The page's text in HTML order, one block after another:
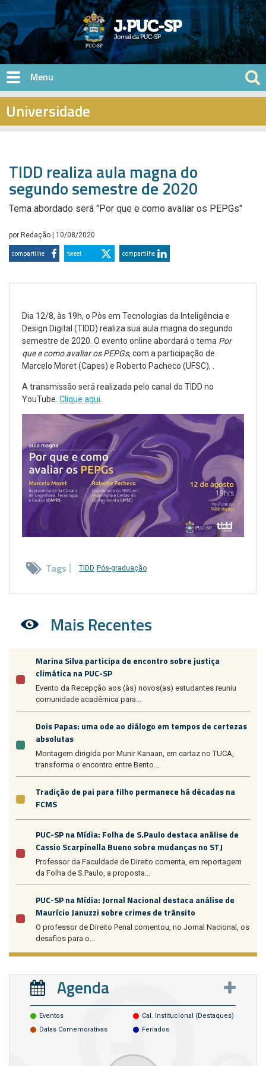
Pular para o conteúdo principal
Universidade
TIDD realiza aula magna do
segundo semestre de 2020
Tema abordado será "Por que e como avaliar os PEPGs"
por Redação | 10/08/2020
compartilhe tweet compartilhe
Dia 12/8, às 19h, o Pòs em Tecnologias da Inteligência e
Design Digital (TIDD) realiza sua aula magna do segundo
semestre de 2020. O evento online abordará o tema Por
que e como avaliar os PEPGs, com a participação de
Marcelo Moret (Capes) e Roberto Pacheco (UFSC), .
A transmissão será realizada pelo canal do TIDD no
YouTube. Clique aqui
Tags TIDD Pós-graduação
Mais Recentes
Marina Silva participa de encontro sobre justiça
climática na PUC-SP
Evento da Recepção aos (às) novos(as) estudantes reuniu
comunidade acadêmica para...
Dois Papas: uma ode ao diálogo em tempos de certezas
absolutas
Montagem dirigida por Munir Kanaan, em cartaz no TUCA,
transforma o encontro entre Bento...
Tradição de pai para filho permanece há décadas na
FCMS
PUC-SP na Mídia: Folha de S.Paulo destaca análise de
Cassio Scarpinella Bueno sobre mudanças no STJ
Professor da Faculdade de Direito comenta, em reportagem
da Folha de S.Paulo, a proposta...
PUC-SP na Mídia: Jornal Nacional destaca análise de
Maurício Januzzi sobre crimes de trânsito
O professor de Direito Penal comentou, no Jornal Nacional, os
desafios para o...
Agenda
Eventos
Cal. Institucional (destaques)
Datas Comemorativas
Feriados